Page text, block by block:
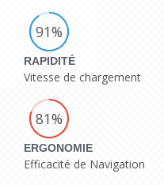
91%
RAPIDITÉ
Vitesse de chargement
81%
ERGONOMIE
Efficacité de Navigation